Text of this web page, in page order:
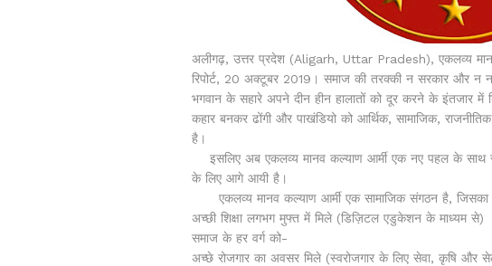
अलीगढ़, उत्तर प्रदेश (Aligarh, Uttar Pradesh), एकलव्य
रिपोर्ट, 20 अक्टूबर 2019। समाज की तरक्की न सरकार और न
भगवान के सहारे अपने दीन हीन हालातों को दूर करने के इंतजार
कहार बनकर ढोंगी और पाखंडियो को आर्थिक, सामाजिक, राजनीतिक
है।
इसलिए अब एकलव्य मानव कल्याण आर्मी एक नए पहल के साथ
के लिए आगे आयी है।
एकलव्य मानव कल्याण आर्मी एक सामाजिक संगठन है, जिसका
अच्छी शिक्षा लगभग मुफ्त में मिले (डिज़िटल एडुकेशन के माध्यम से)
समाज के हर वर्ग को-
अच्छे रोजगार का अवसर मिले (स्वरोजगार के लिए सेवा, कृषि